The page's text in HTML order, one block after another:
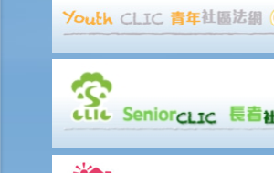
c. 專家意見的範圍
d. 終極問題
e. 專家的責任
6. 作證的程序
a. 作供前宣誓